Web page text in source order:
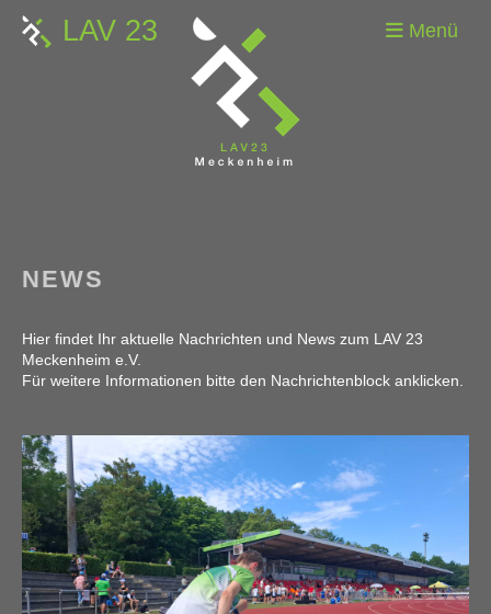
LAV 23 Menü
NEWS
Hier findet Ihr aktuelle Nachrichten und News zum LAV 23
Meckenheim e.V.
Für weitere Informationen bitte den Nachrichtenblock anklicken.